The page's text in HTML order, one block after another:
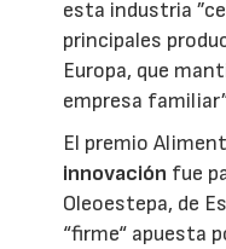
esta industria
principales
Europa, que
empresa
El premio
innovación fue
Oleoestepa, de
“firme“ apuesta